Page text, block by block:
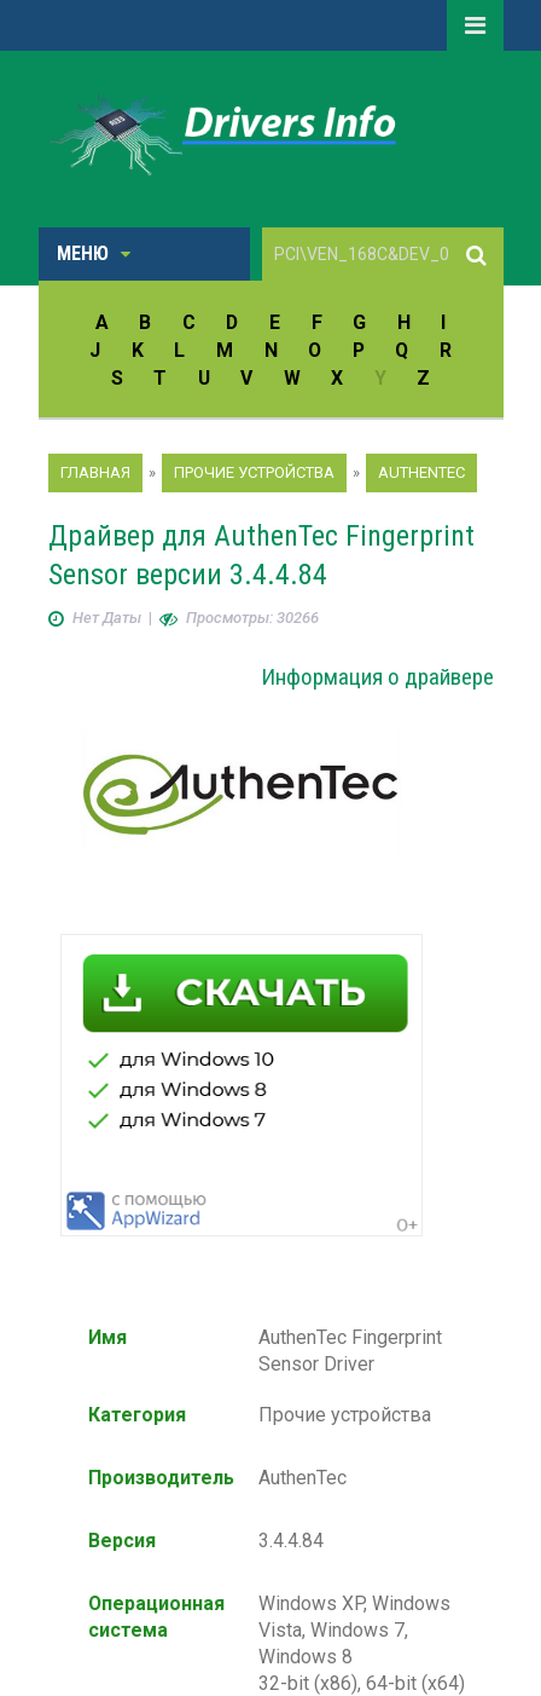
МЕНЮ
A B C D E F G H
I
J
K L M N O P Q
R
S
T U V W X Y Z
ГЛАВНАЯ » ПРОЧИЕ УСТРОЙСТВА » AUTHENTEC
Драйвер для AuthenTec Fingerprint
Sensor версии 3.4.4.84
Нет Даты| Просмотры: 30266
Информация о драйвере
Имя
AuthenTec Fingerprint
Sensor Driver
Категория Прочие устройства
Производитель AuthenTec
Версия 3.4.4.84
Операционная
система
Windows XP, Windows
Vista, Windows 7,
Windows 8
32-bit (x86), 64-bit (x64)